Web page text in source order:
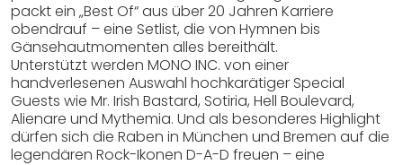
packt ein „Best Of“ aus über 20 Jahren Karriere
obendrauf – eine Setlist, die von Hymnen bis
Gänsehautmomenten alles bereithält.
Unterstützt werden MONO INC. von einer
handverlesenen Auswahl hochkarätiger Special
Guests wie Mr. Irish Bastard, Sotiria, Hell Boulevard,
Alienare und Mythemia. Und als besonderes Highlight
dürfen sich die Raben in München und Bremen auf die
legendären Rock-Ikonen D-A-D freuen – eine